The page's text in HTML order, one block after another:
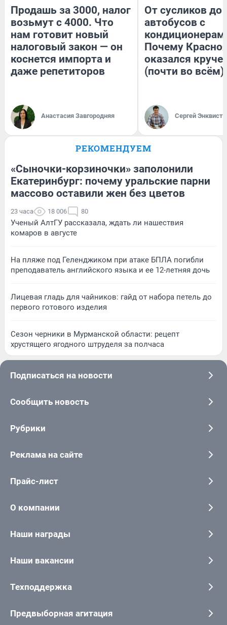
Продашь за 3000, налог
возьмут с 4000. Что
нам готовит новый
налоговый закон — он
коснется импорта и
даже репетиторов
Анастасия Завгородняя
От сусликов до
автобусов с
Почему
оказался
(почти во всём)
Сергей Энквист
РЕКОМЕНДУЕМ
«Сыночки-корзиночки» заполонили
Екатеринбург: почему уральские парни
массово оставили жен без цветов
23 часа 18 006 80
Ученый АлтГУ рассказала, ждать ли нашествия
комаров в августе
На пляже под Геленджиком при атаке БПЛА погибли
преподаватель английского языка и ее 12-летняя дочь
Лицевая гладь для чайников: гайд от набора петель до
первого готового изделия
Сезон черники в Мурманской области: рецепт
хрустящего ягодного штруделя за полчаса
Подписаться на новости
Сообщить новость
Рубрики
Реклама на сайте
Прайс-лист
О компании
Наши награды
Наши вакансии
Техподдержка
Предвыборная агитация